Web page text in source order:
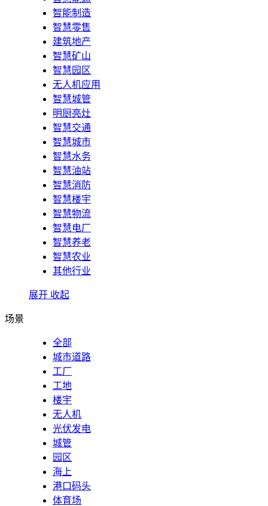
智能制造
智慧零售
建筑地产
智慧矿山
智慧园区
无人机应用
智慧城管
明厨亮灶
智慧交通
智慧城市
智慧水务
智慧油站
智慧消防
智慧楼宇
智慧物流
智慧电厂
智慧养老
智慧农业
其他行业
展开 收起
场景
全部
城市道路
工厂
工地
楼宇
无人机
光伏发电
城管
园区
海上
港口码头
体育场